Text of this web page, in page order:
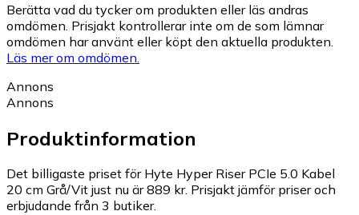
Berätta vad du tycker om produkten eller läs andras
omdömen. Prisjakt kontrollerar inte om de som lämnar
omdömen har använt eller köpt den aktuella produkten.
Läs mer om omdömen.
Annons
Annons
Produktinformation
Det billigaste priset för Hyte Hyper Riser PCIe 5.0 Kabel
20 cm Grå/Vit just nu är 889 kr. Prisjakt jämför priser och
erbjudande från 3 butiker.